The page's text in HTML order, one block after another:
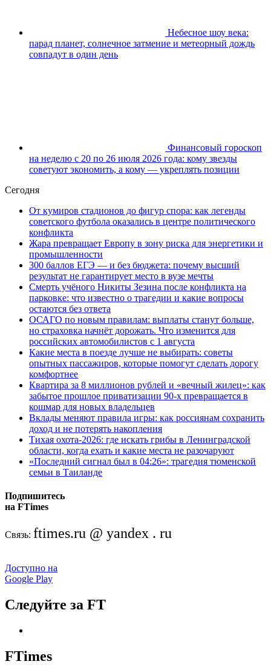
Небесное шоу века:
парад планет, солнечное затмение и метеорный дождь
совпадут в один день
Финансовый гороскоп
на неделю с 20 по 26 июля 2026 года: кому звезды
советуют экономить, а кому — укреплять позиции
Сегодня
От кумиров стадионов до фигур спора: как легенды
советского футбола оказались в центре политического
конфликта
Жара превращает Европу в зону риска для энергетики и
промышленности
300 баллов ЕГЭ — и без бюджета: почему высший
результат не гарантирует место в вузе мечты
Смерть учёного Никиты Зезина после конфликта на
парковке: что известно о трагедии и какие вопросы
остаются без ответа
ОСАГО по новым правилам: выплаты станут больше,
но страховка начнёт дорожать. Что изменится для
российских автомобилистов с 1 августа
Какие места в поезде лучше не выбирать: советы
опытных пассажиров, которые помогут сделать дорогу
комфортнее
Квартира за 8 миллионов рублей и «вечный жилец»: как
забытое прошлое приватизации 90-х превращается в
кошмар для новых владельцев
Вклады меняют правила игры: как россиянам сохранить
доход и не потерять накопления
Тихая охота-2026: где искать грибы в Ленинградской
области, когда ехать и какие места не разочаруют
«Последний сигнал был в 04:26»: трагедия тюменской
семьи в Таиланде
Подпишитесь
на FTimes
Связь: ftimes.ru @ yandex . ru
Доступно на
Google Play
Следуйте за FT
FTimes